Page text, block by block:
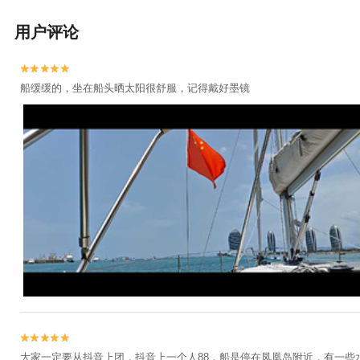
用户评论


船缓缓的，坐在船头晒太阳很舒服，记得戴好墨镜


大家一定要从抖音上团，抖音上一个人88，船是停在凤凰岛附近，有一些